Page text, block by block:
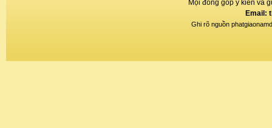
Mọi đóng góp ý kiến và
Email:
Ghi rõ nguồn